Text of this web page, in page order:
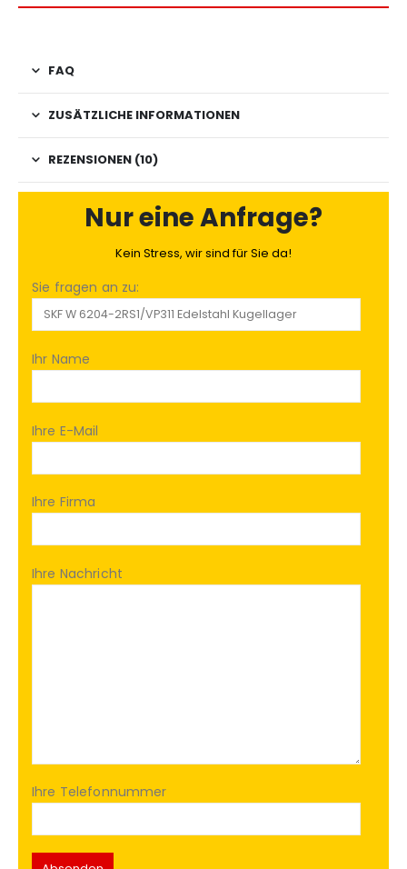
FAQ
ZUSÄTZLICHE INFORMATIONEN
REZENSIONEN (10)
Nur eine Anfrage?
Kein Stress, wir sind für Sie da!
Sie fragen an zu:
Ihr Name
Ihre E-Mail
Ihre Firma
Ihre Nachricht
Ihre Telefonnummer